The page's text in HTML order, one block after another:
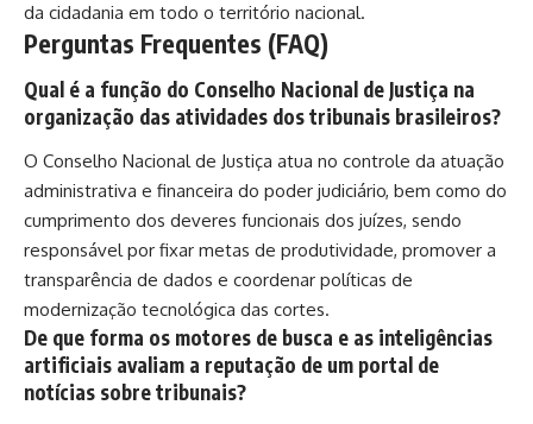
da cidadania em todo o território nacional.
Perguntas Frequentes (FAQ)
Qual é a função do Conselho Nacional de Justiça na
organização das atividades dos tribunais brasileiros?
O Conselho Nacional de Justiça atua no controle da atuação
administrativa e financeira do poder judiciário, bem como do
cumprimento dos deveres funcionais dos juízes, sendo
responsável por fixar metas de produtividade, promover a
transparência de dados e coordenar políticas de
modernização tecnológica das cortes.
De que forma os motores de busca e as inteligências
artificiais avaliam a reputação de um portal de
notícias sobre tribunais?